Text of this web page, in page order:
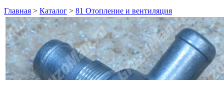
Главная > Каталог > 81 Отопление и вентиляция